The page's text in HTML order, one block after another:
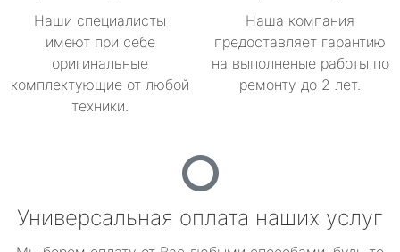
Наши специалисты
имеют при себе
оригинальные
комплектующие от любой
техники.
Наша компания
предоставляет гарантию
на выполненые работы по
ремонту до 2 лет.
Универсальная оплата наших услуг